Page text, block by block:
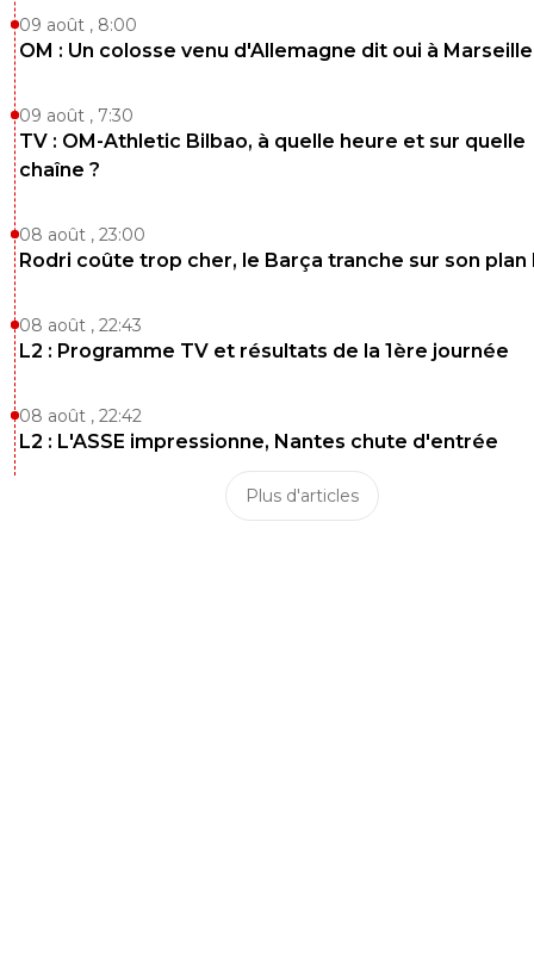
09 août , 8:00
OM : Un colosse venu d'Allemagne dit oui à Marseille
09 août , 7:30
TV : OM-Athletic Bilbao, à quelle heure et sur quelle
chaîne ?
08 août , 23:00
Rodri coûte trop cher, le Barça tranche sur son plan
08 août , 22:43
L2 : Programme TV et résultats de la 1ère journée
08 août , 22:42
L2 : L'ASSE impressionne, Nantes chute d'entrée
Plus d'articles